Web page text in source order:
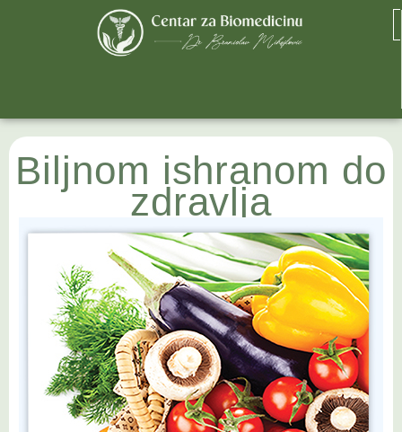
Biljnom ishranom do
zdravlja